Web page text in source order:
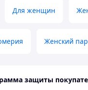
Для женщин
Женский
защиты